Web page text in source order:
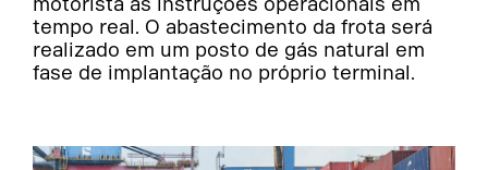
tempo real. O abastecimento da frota será
realizado em um posto de gás natural em
fase de implantação no próprio terminal.